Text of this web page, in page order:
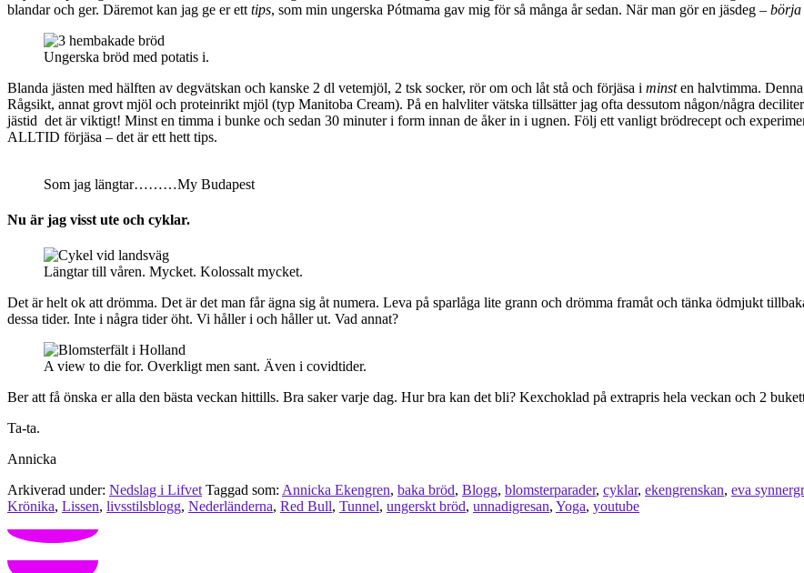
blandar och ger. Däremot kan jag ge er ett tips, som min ungerska Pótmama gav mig för så många år sedan. När man gör en jäsdeg – börja
Ungerska bröd med potatis i.
Blanda jästen med hälften av degvätskan och kanske 2 dl vetemjöl, 2 tsk socker, rör om och låt stå och förjäsa i minsten halvtimma.
Rågsikt, annat grovt mjöl och proteinrikt mjöl (typ Manitoba Cream). På en halvliter vätska tillsätter jag ofta dessutom någon/några
jästid det är viktigt! Minst en timma i bunke och sedan 30 minuter i form innan de åker in i ugnen. Följ ett vanligt brödrecept och
ALLTID förjäsa – det är ett hett tips.
Som jag längtar………My Budapest
Nu är jag visst ute och cyklar.
Längtar till våren. Mycket. Kolossalt mycket.
Det är helt ok att drömma. Det är det man får ägna sig åt numera. Leva på sparlåga lite grann och drömma framåt och tänka ödmjukt
dessa tider. Inte i några tider öht. Vi håller i och håller ut. Vad annat?
A view to die for. Overkligt men sant. Även i covidtider.
Ber att få önska er alla den bästa veckan hittills. Bra saker varje dag. Hur bra kan det bli? Kexchoklad på extrapris hela veckan och 2
Ta-ta.
Annicka
Arkiverad under: Nedslag i Lifvet Taggad som: Annicka Ekengren, baka bröd, Blogg, blomsterparader, cyklar, ekengrenskan, eva
Krönika, Lissen, livsstilsblogg, Nederländerna, Red Bull, Tunnel, ungerskt bröd, unnadigresan, Yoga, youtube